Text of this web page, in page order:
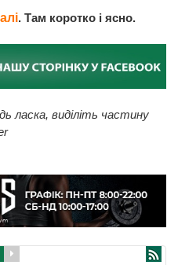
. Там коротко і ясно.
ласка, виділіть частину